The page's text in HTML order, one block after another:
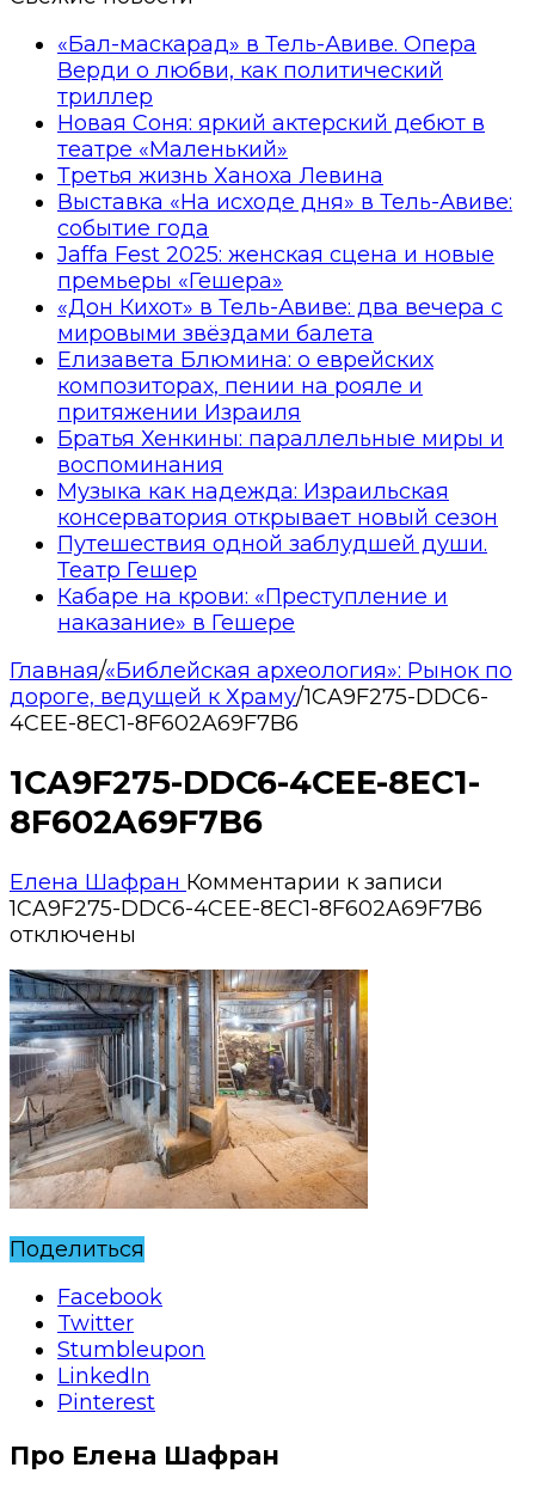
«Бал-маскарад» в Тель-Авиве. Опера
Верди о любви, как политический
триллер
Новая Соня: яркий актерский дебют в
театре «Маленький»
Третья жизнь Ханоха Левина
Выставка «На исходе дня» в Тель-Авиве:
событие года
Jaffa Fest 2025: женская сцена и новые
премьеры «Гешера»
«Дон Кихот» в Тель-Авиве: два вечера с
мировыми звёздами балета
Елизавета Блюмина: о еврейских
композиторах, пении на рояле и
притяжении Израиля
Братья Хенкины: параллельные миры и
воспоминания
Музыка как надежда: Израильская
консерватория открывает новый сезон
Путешествия одной заблудшей души.
Театр Гешер
Кабаре на крови: «Преступление и
наказание» в Гешере
Главная/«Библейская археология»: Рынок по
дороге, ведущей к Храму/1CA9F275-DDC6-
4CEE-8EC1-8F602A69F7B6
1CA9F275-DDC6-4CEE-8EC1-
8F602A69F7B6
Елена Шафран Комментарии к записи
1CA9F275-DDC6-4CEE-8EC1-8F602A69F7B6
отключены
Поделиться
Facebook
Twitter
Stumbleupon
LinkedIn
Pinterest
Про Елена Шафран